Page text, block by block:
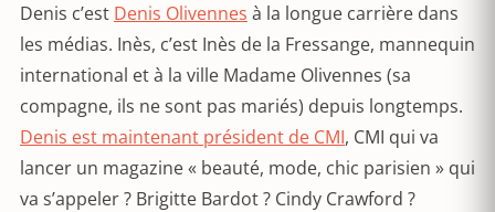
Denis c’est Denis Olivennes à la longue carrière dans
les médias. Inès, c’est Inès de la Fressange, mannequin
international et à la ville Madame Olivennes (sa
compagne, ils ne sont pas mariés) depuis longtemps.
Denis est maintenant président de CMI, CMI qui va
lancer un magazine « beauté, mode, chic parisien » qui
va s’appeler ? Brigitte Bardot ? Cindy Crawford ?